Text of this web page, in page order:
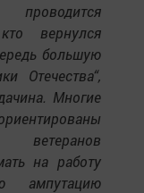
вернулся
большую
Отечества“,
Многие
на работу
ампутацию